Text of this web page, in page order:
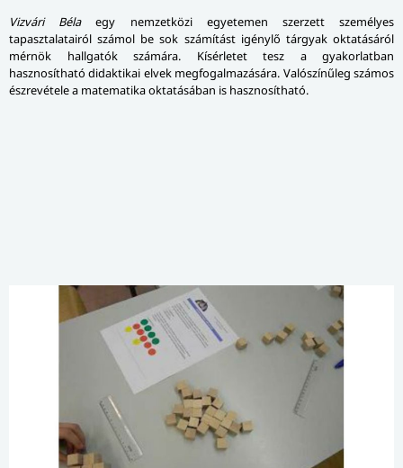
Vizvári Bélaegy nemzetközi egyetemen szerzett személyes
tapasztalatairól számol be sok számítást igénylő tárgyak oktatásáról
mérnök hallgatók számára. Kísérletet tesz a gyakorlatban
hasznosítható didaktikai elvek meg­fo­gal­ma­zá­sá­ra. Valószínűleg számos
észrevétele a matematika oktatásában is hasznosítható.